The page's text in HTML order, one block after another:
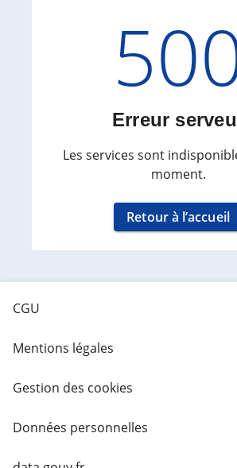
Erreur
Les services sont
moment.
Retour à l’accueil
CGU
Mentions légales
Gestion des cookies
Données personnelles